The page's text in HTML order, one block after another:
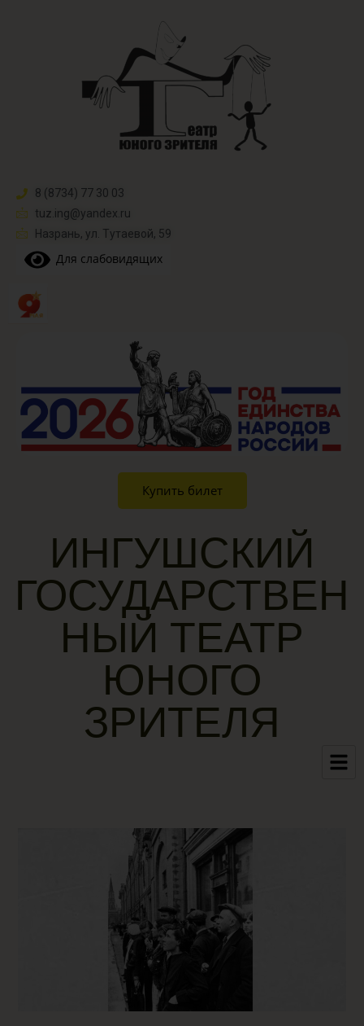
8 (8734) 77 30 03
tuz.ing@yandex.ru​
Назрань, ул. Тутаевой, 59
Для слабовидящих
Купить билет
ИНГУШСКИЙ
ГОСУДАРСТВЕН
НЫЙ ТЕАТР
ЮНОГО
ЗРИТЕЛЯ